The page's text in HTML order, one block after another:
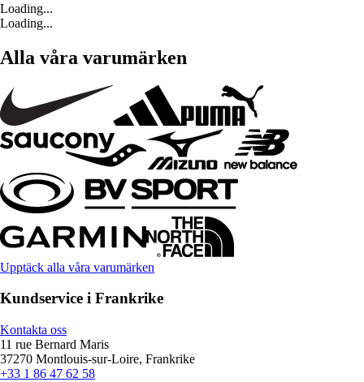
Loading...
Loading...
Alla våra varumärken
Upptäck alla våra varumärken
Kundservice i Frankrike
Kontakta oss
11 rue Bernard Maris
37270 Montlouis-sur-Loire, Frankrike
+33 1 86 47 62 58